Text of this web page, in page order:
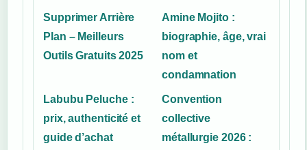
Supprimer Arrière
Plan – Meilleurs
Outils Gratuits 2025
Amine Mojito :
biographie, âge, vrai
nom et
condamnation
Labubu Peluche :
prix, authenticité et
guide d’achat
Convention
collective
métallurgie 2026 :